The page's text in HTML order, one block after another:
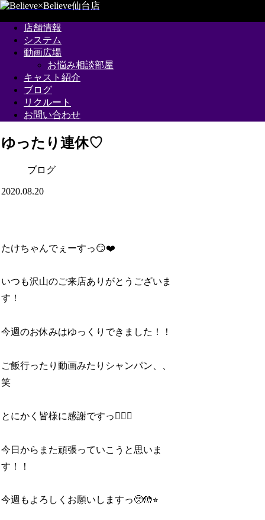
店舗情報
システム
動画広場
お悩み相談部屋
キャスト紹介
ブログ
リクルート
お問い合わせ
ゆったり連休♡
ブログ
2020.08.20
たけちゃんでぇーすっ😏❤️
いつも沢山のご来店ありがとうございま
す！
今週のお休みはゆっくりできました！！
ご飯行ったり動画みたりシャンパン、、
笑
とにかく皆様に感謝ですっ🙇‍♂️✨
今日からまた頑張っていこうと思いま
す！！
今週もよろしくお願いしますっ🥺🤲⭐︎